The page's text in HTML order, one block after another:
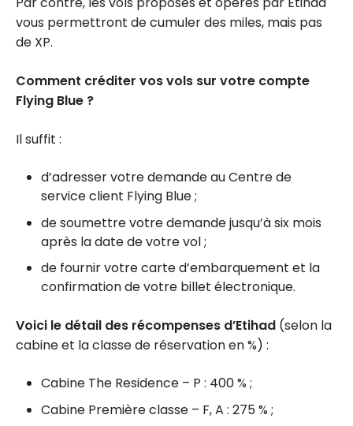
vous permettront de cumuler des miles, mais pas
de XP.
Comment créditer vos vols sur votre compte
Flying Blue ?
Il suffit :
d’adresser votre demande au Centre de
service client Flying Blue ;
de soumettre votre demande jusqu’à six mois
après la date de votre vol ;
de fournir votre carte d’embarquement et la
confirmation de votre billet électronique.
Voici le détail des récompenses d’Etihad (selon la
cabine et la classe de réservation en %) :
Cabine The Residence – P : 400 % ;
Cabine Première classe – F, A : 275 % ;